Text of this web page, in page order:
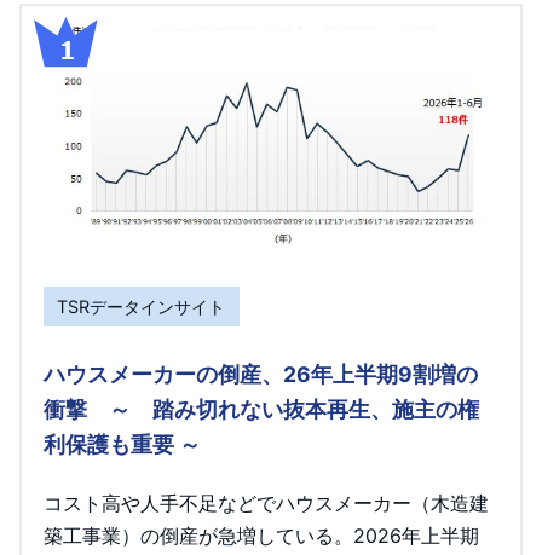
TSRデータインサイト
ハウスメーカーの倒産、26年上半期9割増の
衝撃 ～ 踏み切れない抜本再生、施主の権
利保護も重要 ～
コスト高や人手不足などでハウスメーカー（木造建
築工事業）の倒産が急増している。2026年上半期